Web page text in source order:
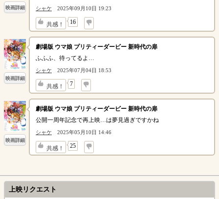
映画詳細 シャケ 2025年09月10日 19:23
共感！ 16
↓
映画詳細
劇場版 ウマ娘 プリティーダービー 新時代の扉
ふふふ、待ってるよ…
シャケ 2025年07月04日 18:53
共感！ 7
↓
映画詳細
劇場版 ウマ娘 プリティーダービー 新時代の扉
公開一周年記念で再上映…は夢見過ぎですかね
シャケ 2025年05月10日 14:46
共感！ 25
↓
上映リクエスト